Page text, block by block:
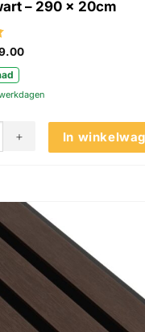
– 290 x 20cm
Huidige
In
Composiet buiten